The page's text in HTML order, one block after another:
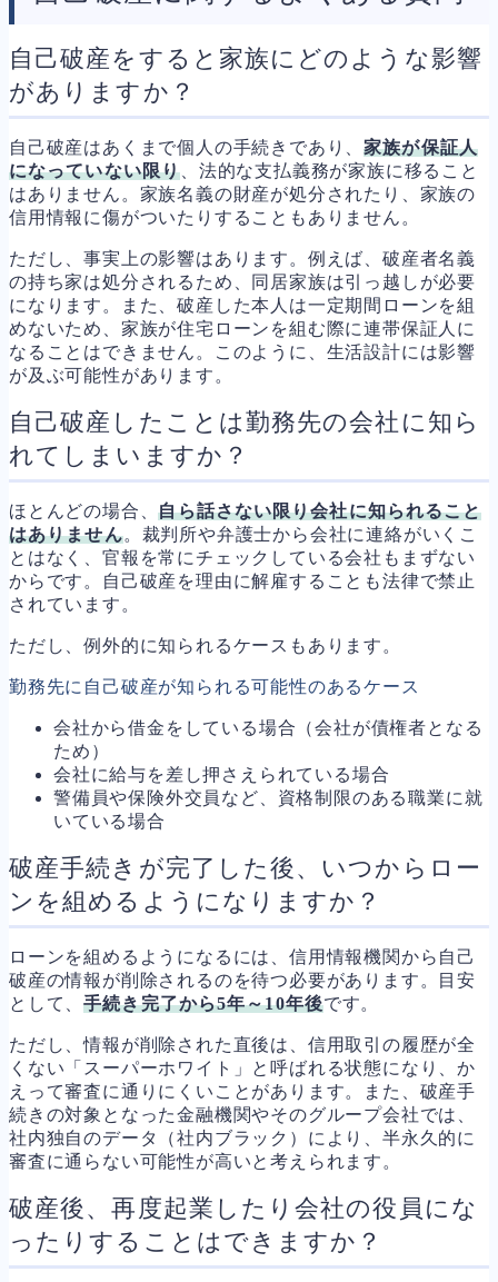
自己破産をすると家族にどのような影響
がありますか？
自己破産はあくまで個人の手続きであり、家族が保証人
になっていない限り 、法的な支払義務が家族に移ること
はありません。家族名義の財産が処分されたり、家族の
信用情報に傷がついたりすることもありません。
ただし、事実上の影響はあります。例えば、破産者名義
の持ち家は処分されるため、同居家族は引っ越しが必要
になります。また、破産した本人は一定期間ローンを組
めないため、家族が住宅ローンを組む際に連帯保証人に
なることはできません。このように、生活設計には影響
が及ぶ可能性があります。
自己破産したことは勤務先の会社に知ら
れてしまいますか？
ほとんどの場合、自ら話さない限り会社に知られること
はありません。裁判所や弁護士から会社に連絡がいくこ
とはなく、官報を常にチェックしている会社もまずない
からです。自己破産を理由に解雇することも法律で禁止
されています。
ただし、例外的に知られるケースもあります。
勤務先に自己破産が知られる可能性のあるケース
会社から借金をしている場合（会社が債権者となる
ため）
会社に給与を差し押さえられている場合
警備員や保険外交員など、資格制限のある職業に就
いている場合
破産手続きが完了した後、いつからロー
ンを組めるようになりますか？
ローンを組めるようになるには、信用情報機関から自己
破産の情報が削除されるのを待つ必要があります。目安
として、手続き完了から5年～10年後です。
ただし、情報が削除された直後は、信用取引の履歴が全
くない「スーパーホワイト」と呼ばれる状態になり、か
えって審査に通りにくいことがあります。また、破産手
続きの対象となった金融機関やそのグループ会社では、
社内独自のデータ（社内ブラック）により、半永久的に
審査に通らない可能性が高いと考えられます。
破産後、再度起業したり会社の役員にな
ったりすることはできますか？